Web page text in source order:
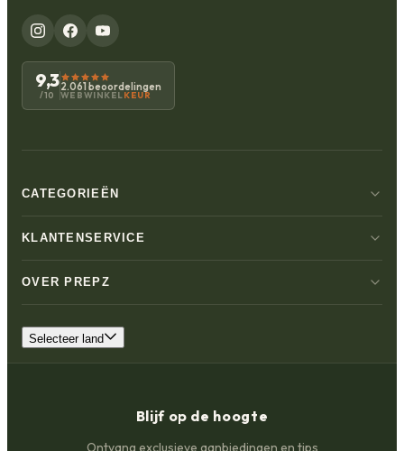
9,3
/10
2.061 beoordelingen
WEBWINKEL KEUR
CATEGORIEËN
KLANTENSERVICE
OVER PREPZ
Selecteer land
Blijf op de hoogte
Ontvang exclusieve aanbiedingen en tips